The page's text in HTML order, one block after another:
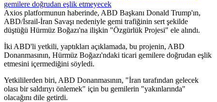
Axios platformunun haberinde, ABD Başkanı Donald Trump'ın,
ABD/İsrail-İran Savaşı nedeniyle gemi trafiğinin sert şekilde
düştüğü Hürmüz Boğazı'na ilişkin "Özgürlük Projesi" ele alındı.
İki ABD'li yetkili, yaptıkları açıklamada, bu projenin, ABD
Donanmasının, Hürmüz Boğazı'ndaki ticari gemilere doğrudan eşlik
etmesini içermediğini söyledi.
Yetkililerden biri, ABD Donanmasının, "İran tarafından gelecek
olası bir saldırıyı önlemek" için bu gemilerin "yakınlarında"
olacağını dile getirdi.